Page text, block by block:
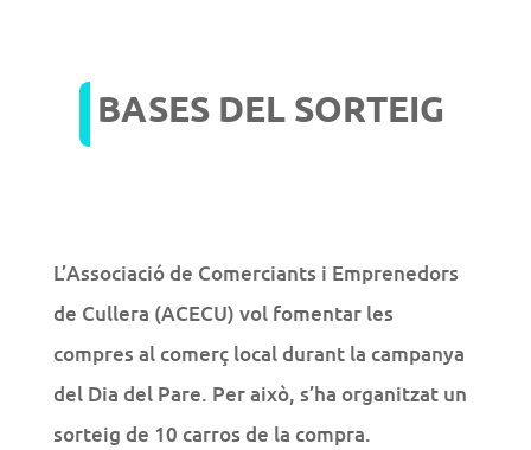
BASES DEL SORTEIG
L’Associació de Comerciants i Emprenedors
de Cullera (ACECU) vol fomentar les
compres al comerç local durant la campanya
del Dia del Pare. Per això, s’ha organitzat un
sorteig de 10 carros de la compra.